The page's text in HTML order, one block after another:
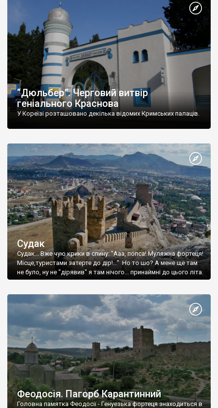
“Дюльбер”. Черговий витвір
геніального Краснова
У Кореїзі розташовано декілька відомих Кримських палаців.
Судак
Судак... Вже чую крики в спину: "Ааа, попса! Муляжна фортеця!
Місце,туристами затерте до дір!..." Но то шо? А мене ще там
не було, ну не "дірявив" я там нічого... принаймні до цього літа.
Феодосія. Пагорб Карантинний
Головна памятка Феодосії - Генуезька фортеця знаходиться в